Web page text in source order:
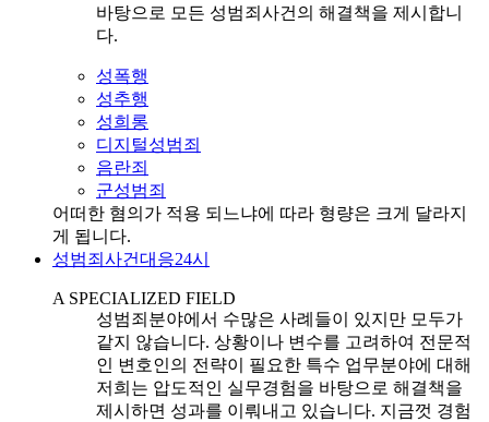
바탕으로 모든 성범죄사건의 해결책을 제시합니
다.
성폭행
성추행
성희롱
디지털성범죄
음란죄
군성범죄
어떠한 혐의가 적용 되느냐에 따라 형량은 크게 달라지
게 됩니다.
성범죄사건대응24시
A SPECIALIZED FIELD
성범죄분야에서 수많은 사례들이 있지만 모두가
같지 않습니다. 상황이나 변수를 고려하여 전문적
인 변호인의 전략이 필요한 특수 업무분야에 대해
저희는 압도적인 실무경험을 바탕으로 해결책을
제시하면 성과를 이뤄내고 있습니다. 지금껏 경험